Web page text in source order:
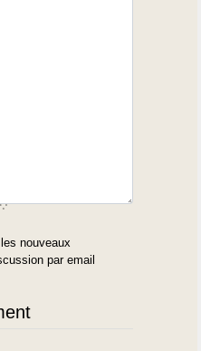
nouveaux
par email